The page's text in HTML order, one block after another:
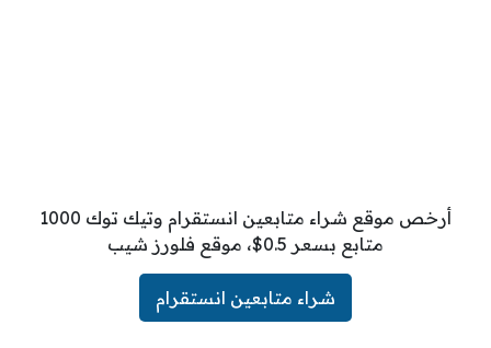
أرخص موقع شراء متابعين انستقرام وتيك توك 1000
متابع بسعر 0.5$، موقع فلورز شيب
شراء متابعين انستقرام